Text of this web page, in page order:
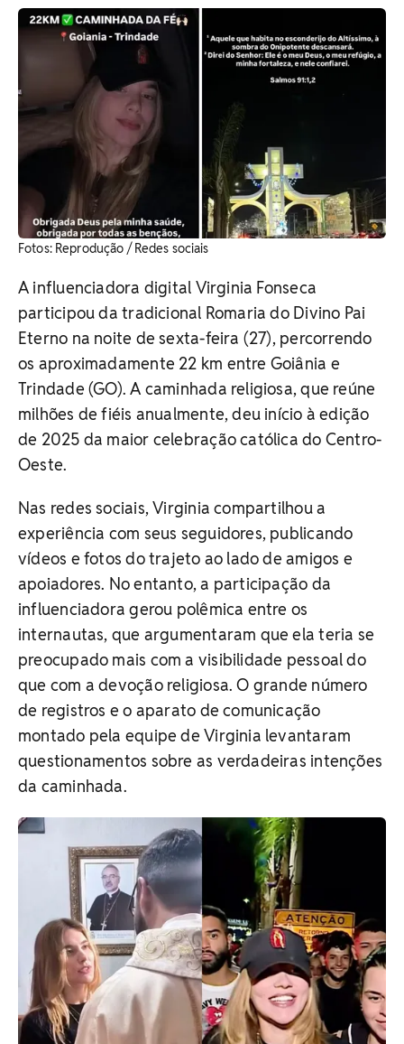
​Fotos: Reprodução / Redes sociais
A influenciadora digital Virginia Fonseca
participou da tradicional Romaria do Divino Pai
Eterno na noite de sexta-feira (27), percorrendo
os aproximadamente 22 km entre Goiânia e
Trindade (GO). A caminhada religiosa, que reúne
milhões de fiéis anualmente, deu início à edição
de 2025 da maior celebração católica do Centro-
Oeste.
Nas redes sociais, Virginia compartilhou a
experiência com seus seguidores, publicando
vídeos e fotos do trajeto ao lado de amigos e
apoiadores. No entanto, a participação da
influenciadora gerou polêmica entre os
internautas, que argumentaram que ela teria se
preocupado mais com a visibilidade pessoal do
que com a devoção religiosa. O grande número
de registros e o aparato de comunicação
montado pela equipe de Virginia levantaram
questionamentos sobre as verdadeiras intenções
da caminhada.